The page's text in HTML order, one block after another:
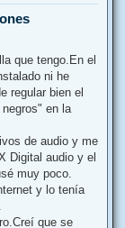
que tengo.En el
ni he
regular bien el
en la
de audio y me
Digital audio y el
muy poco.
y lo tenía
que se